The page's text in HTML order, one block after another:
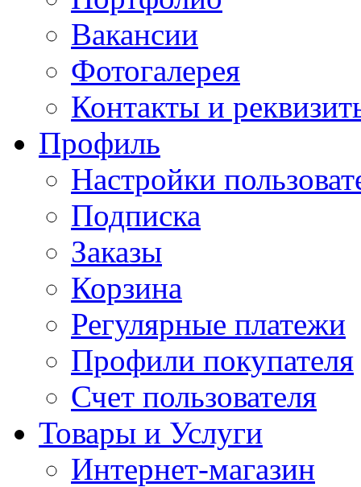
Вакансии
Фотогалерея
Контакты и
Профиль
Настройки
Подписка
Заказы
Корзина
Регулярные платежи
Профили покупателя
Счет пользователя
Товары и Услуги
Интернет-магазин